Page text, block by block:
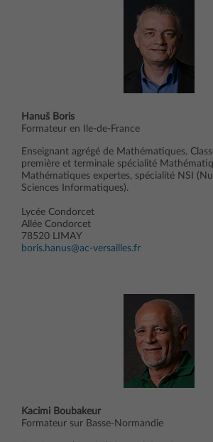
Hanuš Boris
Formateur en Ile-de-France
Enseignant agrégé de Mathématiques.
première et terminale spécialité
Mathématiques expertes, spécialité NSI
Sciences Informatiques).
Lycée Condorcet
Allée Condorcet
78520 LIMAY
boris.hanus@ac-versailles.fr
Kacimi Boubakeur
Formateur sur Basse-Normandie